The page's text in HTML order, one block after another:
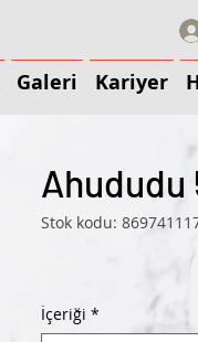
Galeri Kariyer
Ahududu
Stok kodu:
İçeriği *